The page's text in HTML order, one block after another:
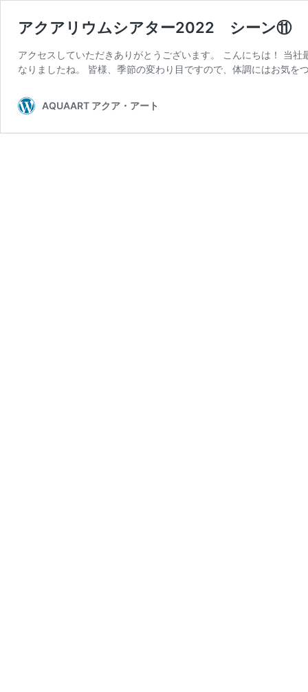
アクアリウムシアター2022 シーン⑪
アクセスしていただきありがとうございます。 こんにちは！ 当
なりましたね。 皆様、季節の変わり目ですので、体調にはお気
AQUAART アクア・アート